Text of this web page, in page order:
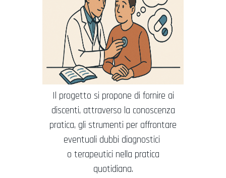
Il progetto si propone di fornire ai
discenti, attraverso la conoscenza
pratica, gli strumenti per affrontare
eventuali dubbi diagnostici
o terapeutici nella pratica
quotidiana.